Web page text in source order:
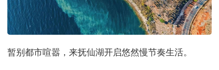
暂别都市喧嚣，来抚仙湖开启悠然慢节奏生活。